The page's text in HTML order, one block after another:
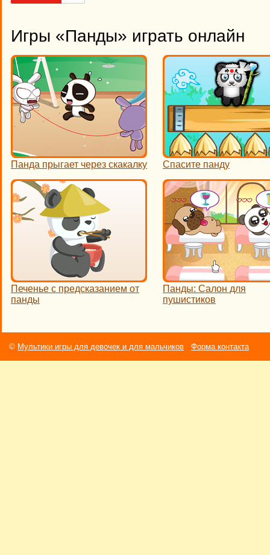
Игры «Панды» играть онлайн
Панда прыгает через скакалку Спасите панду
Печенье с предсказанием от
панды
Панды: Салон для
пушистиков
© Мультики игры для девочек и для мальчиков Форма контакта